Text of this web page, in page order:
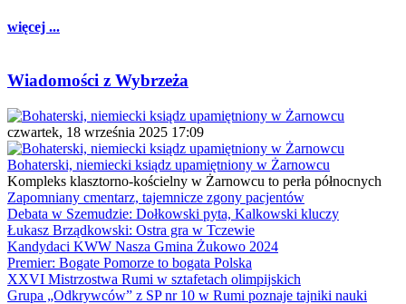
więcej ...
Wiadomości z Wybrzeża
czwartek, 18 września 2025 17:09
Bohaterski, niemiecki ksiądz upamiętniony w Żarnowcu
Kompleks klasztorno-kościelny w Żarnowcu to perła północnych
Zapomniany cmentarz, tajemnicze zgony pacjentów
Debata w Szemudzie: Dołkowski pyta, Kalkowski kluczy
Łukasz Brządkowski: Ostra gra w Tczewie
Kandydaci KWW Nasza Gmina Żukowo 2024
Premier: Bogate Pomorze to bogata Polska
XXVI Mistrzostwa Rumi w sztafetach olimpijskich
Grupa „Odkrywców” z SP nr 10 w Rumi poznaje tajniki nauki